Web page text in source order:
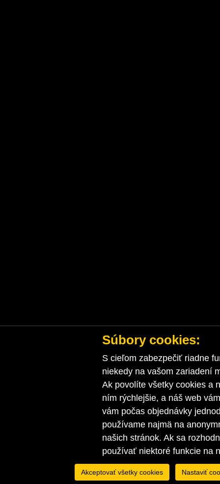
Súbory cookies:
S cieľom zabezpečiť riadne
niekedy na vašom zariadení
Ak povolíte všetky cookies a
ním rýchlejšie, a náš web
vám počas objednávky
používame najmä na
našich stránok. Ak sa
používať niektoré funkcie na
Akceptovať všetky cookies Nastaviť